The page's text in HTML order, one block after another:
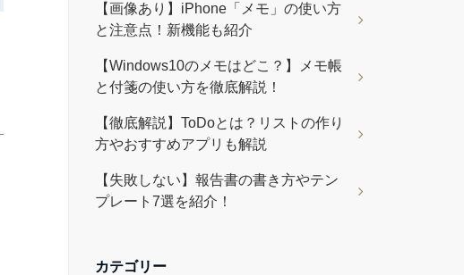
【画像あり】iPhone「メモ」の使い方
と注意点！新機能も紹介
【Windows10のメモはどこ？】メモ帳
と付箋の使い方を徹底解説！
【徹底解説】ToDoとは？リストの作り
方やおすすめアプリも解説
【失敗しない】報告書の書き方やテン
プレート7選を紹介！
カテゴリー